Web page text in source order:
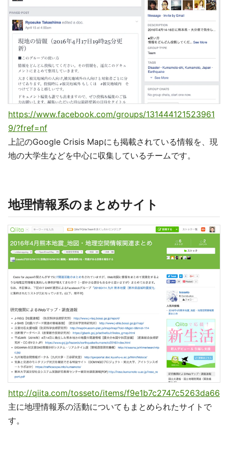
https://www.facebook.com/groups/131444121523961
9/?fref=nf
上記のGoogle Crisis Mapにも掲載されている情報を、現
地の大学生などを中心に収集しているチームです。
地理情報系のまとめサイト
http://qiita.com/tosseto/items/f9e1b7c2747c5263da66
主に地理情報系の活動についてもまとめられたサイトで
す。